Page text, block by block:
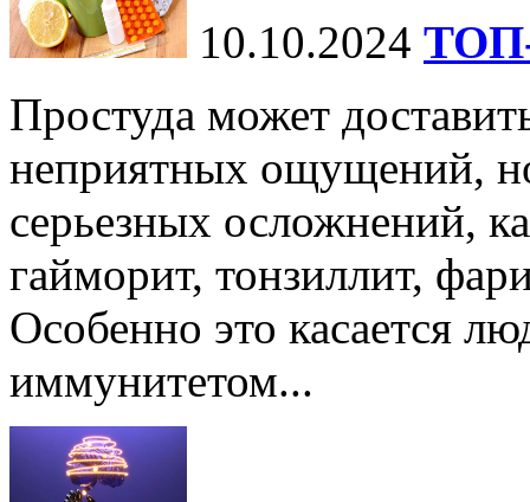
10.10.2024 ТОП-
Простуда может
неприятных ощущений,
серьезных осложнений,
гайморит, тонзиллит,
Особенно это касается
иммунитетом...